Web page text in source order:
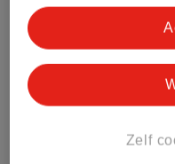
Bestel &
Zelf